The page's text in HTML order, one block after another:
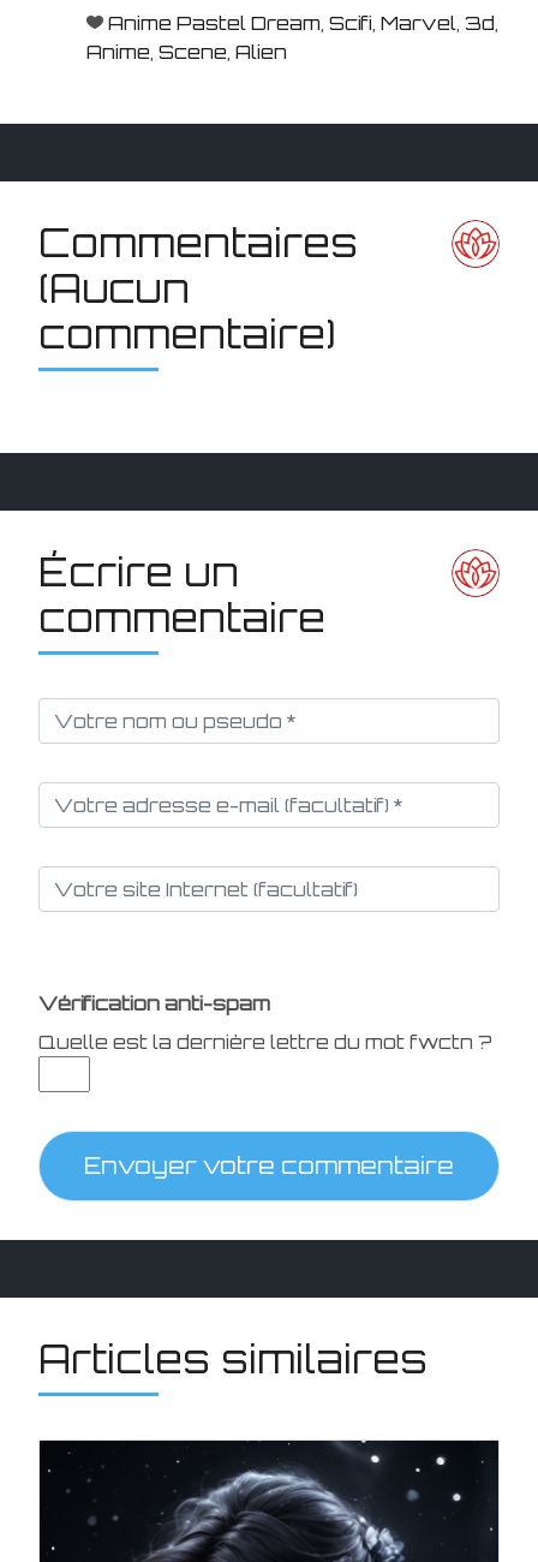
Anime Pastel Dream Scifi Marvel 3d
Anime Scene Alien
Commentaires
(Aucun
commentaire)
Écrire un
commentaire
Vérification anti-spam
Quelle est la dernière lettre du mot fwctn ?
Envoyer votre commentaire
Articles similaires